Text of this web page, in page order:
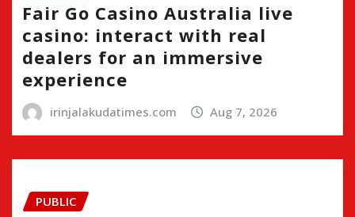
Fair Go Casino Australia live
casino: interact with real
dealers for an immersive
experience
irinjalakudatimes.com Aug 7, 2026
PUBLIC